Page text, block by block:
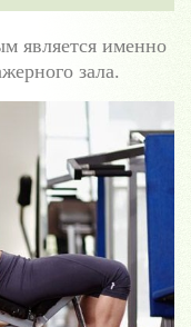
является именно
зала.